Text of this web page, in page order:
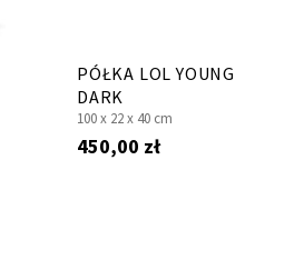
PÓŁKA LOL YOUNG
DARK
100 x 22 x 40 cm
450,00 zł